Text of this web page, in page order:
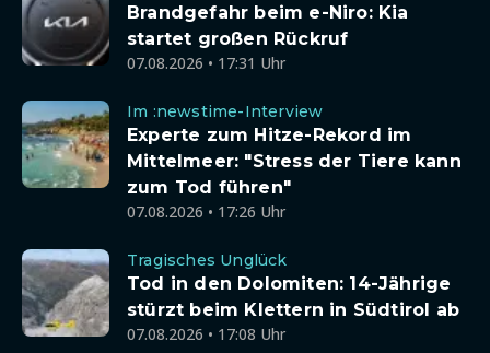
Brandgefahr beim e-Niro: Kia
startet großen Rückruf
07.08.2026 • 17:31 Uhr
Im :newstime-Interview
Experte zum Hitze-Rekord im
Mittelmeer: "Stress der Tiere kann
zum Tod führen"
07.08.2026 • 17:26 Uhr
Tragisches Unglück
Tod in den Dolomiten: 14-Jährige
stürzt beim Klettern in Südtirol ab
07.08.2026 • 17:08 Uhr